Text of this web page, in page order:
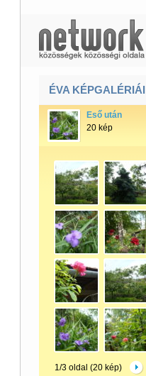
ÉVA KÉPGALÉRIÁI
Eső után
20 kép
1/3 oldal (20 kép)